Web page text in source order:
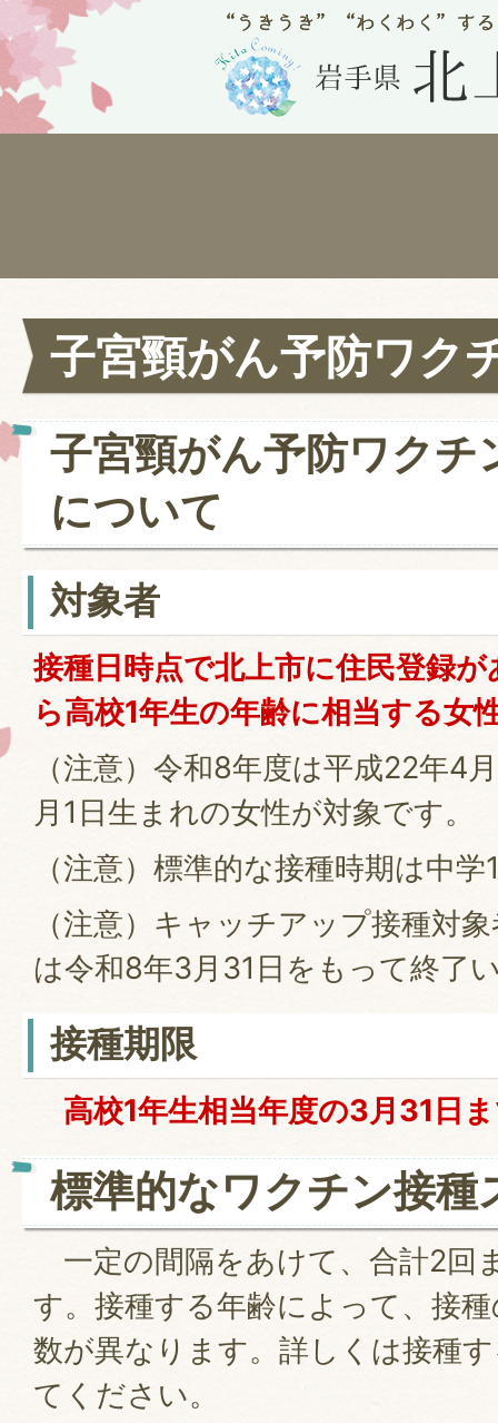
子宮頸がん予防ワク
子宮頸がん予防ワクチ
について
対象者
接種日時点で北上市に住民登録
ら高校1年生の年齢に相当する女
（注意）令和8年度は平成22年4
月1日生まれの女性が対象です。
（注意）標準的な接種時期は中
（注意）キャッチアップ接種対
は令和8年3月31日をもって終了
接種期限
高校1年生相当年度の3月31日
標準的なワクチン接種
一定の間隔をあけて、合計2回
す。接種する年齢によって、接
数が異なります。詳しくは接種
てください。